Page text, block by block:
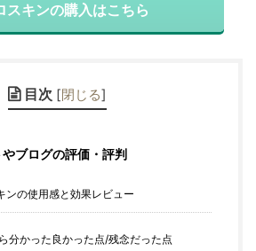
スキンの購入はこちら
目次 [閉じる]
ブログの評価・評判
ンの使用感と効果レビュー
分かった良かった点/残念だった点